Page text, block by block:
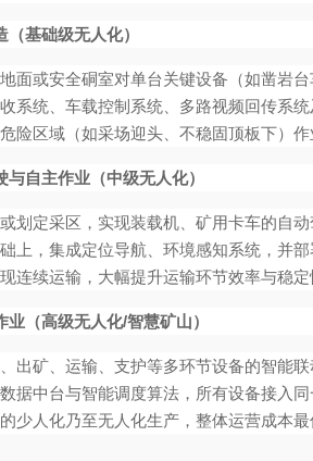
基础级无人化）
面或安全硐室对单台关键设备（如凿岩
系统、车载控制系统、多路视频回传系统
险区域（如采场迎头、不稳固顶板下）
自主作业（中级无人化）
划定采区，实现装载机、矿用卡车的自
上，集成定位导航、环境感知系统，并部
连续运输，大幅提升运输环节效率与稳定
（高级无人化/智慧矿山）
出矿、运输、支护等多环节设备的智能联
据中台与智能调度算法，所有设备接入
少人化乃至无人化生产，整体运营成本最